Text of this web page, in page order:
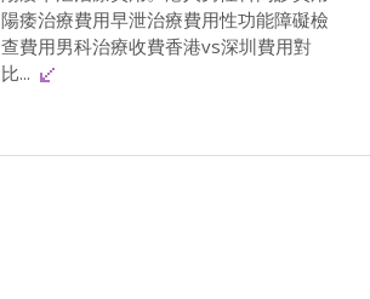
陽痿治療費用早泄治療費用性功能障礙檢
查費用男科治療收費香港vs深圳費用對
比...